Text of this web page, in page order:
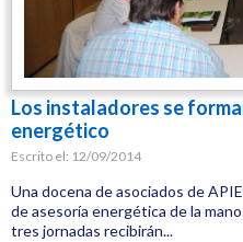
Los instaladores se
energético
Escrito el: 12/09/2014
Una docena de asociados de
de asesoría energética de la
tres jornadas recibirán...